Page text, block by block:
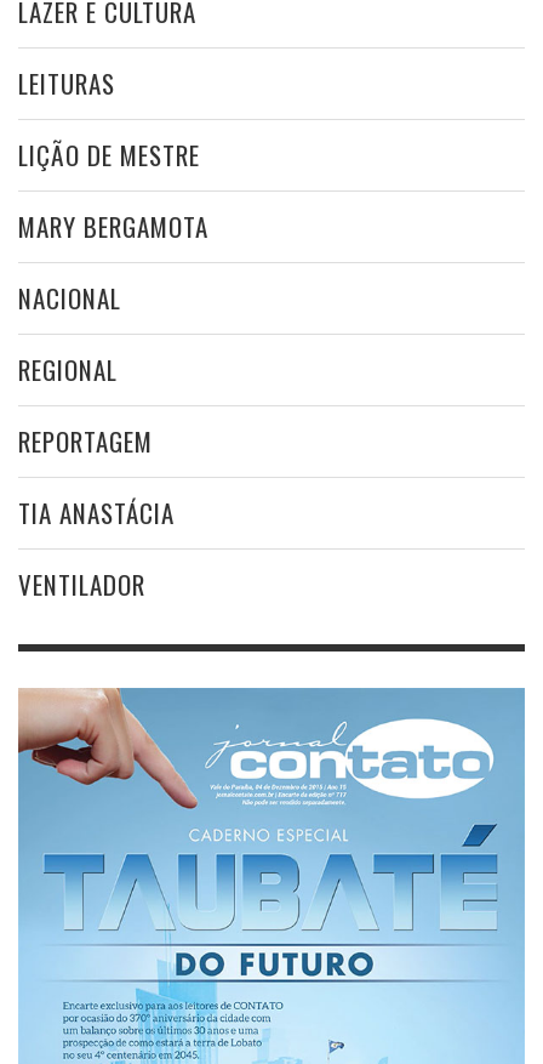
LAZER E CULTURA
LEITURAS
LIÇÃO DE MESTRE
MARY BERGAMOTA
NACIONAL
REGIONAL
REPORTAGEM
TIA ANASTÁCIA
VENTILADOR